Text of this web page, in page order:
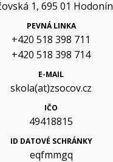
1, 695 01 Hodonín
PEVNÁ LINKA
+420 518 398 711
+420 518 398 714
E-MAIL
skola(at)zsocov.cz
IČO
49418815
ID DATOVÉ SCHRÁNKY
eqfmmgq